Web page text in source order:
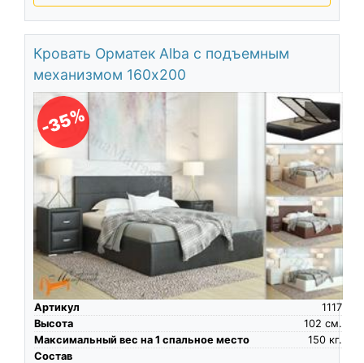
Кровать Орматек Alba с подъемным
механизмом 160х200
-35%
Артикул
1117
Высота
см.
102
Максимальный вес на 1 спальное место
кг.
150
Состав